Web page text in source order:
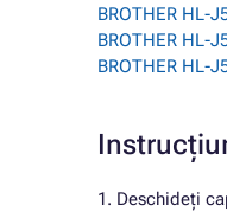
BROTHER HL-
BROTHER HL-
BROTHER HL-
1. Deschideți